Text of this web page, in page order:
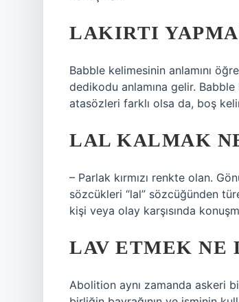
LAKIRTI
Babble kelimesinin anlamını
dedikodu anlamına gelir.
atasözleri farklı olsa da, boş
LAL KALMAK
– Parlak kırmızı renkte olan.
sözcükleri “lal” sözcüğünden
kişi veya olay karşısında
LAV ETMEK NE
Abolition aynı zamanda askeri